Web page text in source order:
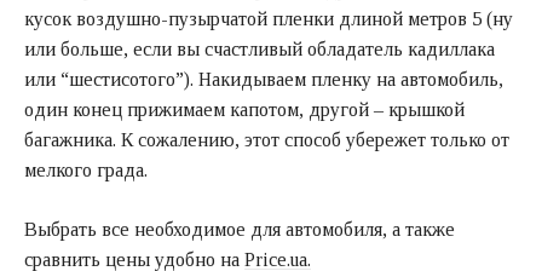
кусок воздушно-пузырчатой пленки длиной метров 5 (ну
или больше, если вы счастливый обладатель кадиллака
или “шестисотого”). Накидываем пленку на автомобиль,
один конец прижимаем капотом, другой – крышкой
багажника. К сожалению, этот способ убережет только от
мелкого града.
Выбрать все необходимое для автомобиля, а также
сравнить цены удобно на Price.ua.